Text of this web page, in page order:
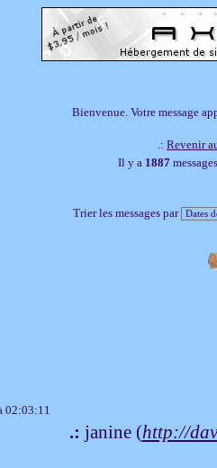
Bienvenue. Votre message
.: Revenir
Il y a 1887
Trier les messages par
02:03:11
.: janine (http://